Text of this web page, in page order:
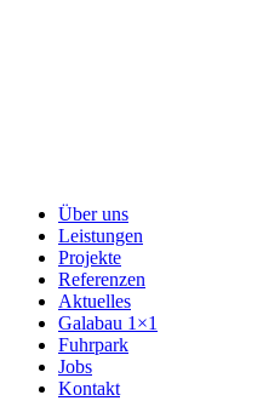
Über uns
Leistungen
Projekte
Referenzen
Aktuelles
Galabau 1×1
Fuhrpark
Jobs
Kontakt